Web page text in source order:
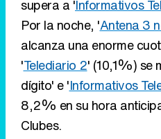
8,2% en su hora
Clubes.